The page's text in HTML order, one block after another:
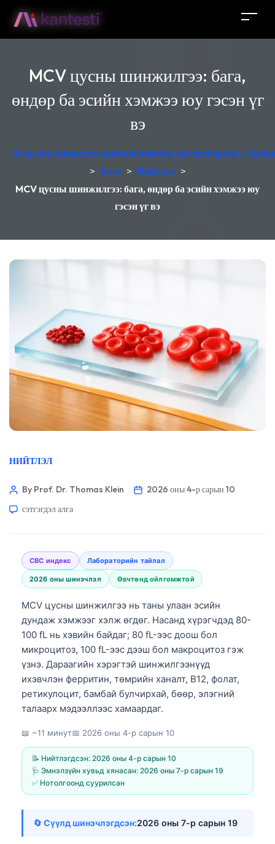
MCV цусны шинжилгээ: бага,
өндөр ба эсийн хэмжээ юу гэсэн үг
вэ
AI цусны шинжилгээний анализатор үнэ төлбөргүй -
> Блог > Нийтлэл >
MCV цусны шинжилгээ: бага, өндөр ба эсийн хэмжээ юу
гэсэн үг вэ
НИЙТЛЭЛ
By Prof. Dr. Thomas Klein
2026 оны 4-р сарын 10
сэтгэгдэл алга
CBC индекс Лабораторийн тайлал
2026 оны шинэчлэл Өвчтөнд ойлгомжтой
MCV цусны шинжилгээ нь таны улаан эсийн
дундаж хэмжээг хэлж өгдөг. Насанд хүрэгчдэд 80-
100 fL нь хэвийн байдаг; 80 fL-ээс доош бол
микроцитоз, 100 fL-ээс дээш бол макроцитоз гэж
үзнэ. Дараагийн хэрэгтэй шинжилгээнүүд
ихэвчлэн ферритин, төмрийн ханалт, B12, фолат,
ретикулоцит, бамбай булчирхай, бөөр, элэгний
талаарх мэдээллээс хамаардаг.
📖 ~11 минут📅 2026 оны 4-р сарын 10
📝 Нийтлэгдсэн: 2026 оны 4-р сарын 10
🩺 Эмнэлзүйн хувьд хянасан: 2026 оны 7-р сарын 19
✅ Нотолгоонд суурилсан
🔄 Сүүлд шинэчлэгдсэн:2026 оны 7-р сарын 19